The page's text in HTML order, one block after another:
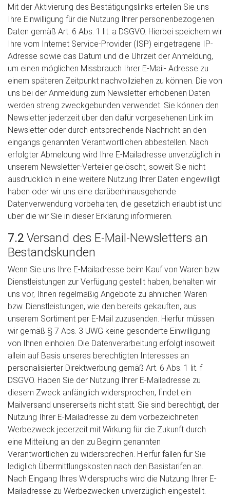
Mit der Aktivierung des Bestätigungslinks erteilen Sie uns
Ihre Einwilligung für die Nutzung Ihrer personenbezogenen
Daten gemäß Art. 6 Abs. 1 lit. a DSGVO. Hierbei speichern wir
Ihre vom Internet Service-Provider (ISP) eingetragene IP-
Adresse sowie das Datum und die Uhrzeit der Anmeldung,
um einen möglichen Missbrauch Ihrer E-Mail- Adresse zu
einem späteren Zeitpunkt nachvollziehen zu können. Die von
uns bei der Anmeldung zum Newsletter erhobenen Daten
werden streng zweckgebunden verwendet. Sie können den
Newsletter jederzeit über den dafür vorgesehenen Link im
Newsletter oder durch entsprechende Nachricht an den
eingangs genannten Verantwortlichen abbestellen. Nach
erfolgter Abmeldung wird Ihre E-Mailadresse unverzüglich in
unserem Newsletter-Verteiler gelöscht, soweit Sie nicht
ausdrücklich in eine weitere Nutzung Ihrer Daten eingewilligt
haben oder wir uns eine darüberhinausgehende
Datenverwendung vorbehalten, die gesetzlich erlaubt ist und
über die wir Sie in dieser Erklärung informieren.
7.2 Versand des E-Mail-Newsletters an
Bestandskunden
Wenn Sie uns Ihre E-Mailadresse beim Kauf von Waren bzw.
Dienstleistungen zur Verfügung gestellt haben, behalten wir
uns vor, Ihnen regelmäßig Angebote zu ähnlichen Waren
bzw. Dienstleistungen, wie den bereits gekauften, aus
unserem Sortiment per E-Mail zuzusenden. Hierfür müssen
wir gemäß § 7 Abs. 3 UWG keine gesonderte Einwilligung
von Ihnen einholen. Die Datenverarbeitung erfolgt insoweit
allein auf Basis unseres berechtigten Interesses an
personalisierter Direktwerbung gemäß Art. 6 Abs. 1 lit. f
DSGVO. Haben Sie der Nutzung Ihrer E-Mailadresse zu
diesem Zweck anfänglich widersprochen, findet ein
Mailversand unsererseits nicht statt. Sie sind berechtigt, der
Nutzung Ihrer E-Mailadresse zu dem vorbezeichneten
Werbezweck jederzeit mit Wirkung für die Zukunft durch
eine Mitteilung an den zu Beginn genannten
Verantwortlichen zu widersprechen. Hierfür fallen für Sie
lediglich Übermittlungskosten nach den Basistarifen an.
Nach Eingang Ihres Widerspruchs wird die Nutzung Ihrer E-
Mailadresse zu Werbezwecken unverzüglich eingestellt.